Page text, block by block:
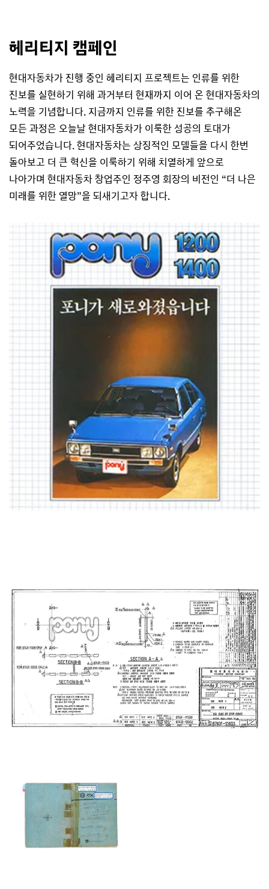
헤리티지 캠페인
현대자동차가 진행 중인 헤리티지 프로젝트는 인류를 위한
진보를 실현하기 위해 과거부터 현재까지 이어 온 현대자동차의
노력을 기념합니다. 지금까지 인류를 위한 진보를 추구해온
모든 과정은 오늘날 현대자동차가 이룩한 성공의 토대가
되어주었습니다. 현대자동차는 상징적인 모델들을 다시 한번
돌아보고 더 큰 혁신을 이룩하기 위해 치열하게 앞으로
나아가며 현대자동차 창업주인 정주영 회장의 비전인 “더 나은
미래를 위한 열망”을 되새기고자 합니다.